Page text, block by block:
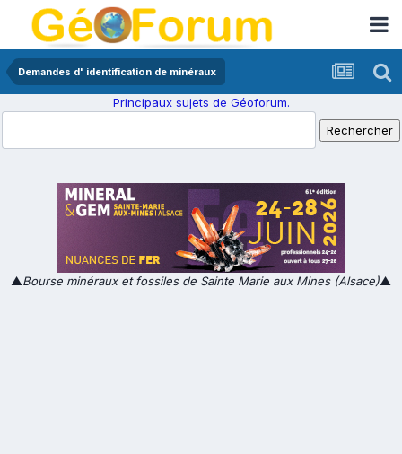
Demandes d' identification de minéraux
Principaux sujets de Géoforum.
▲Bourse minéraux et fossiles de Sainte Marie aux Mines (Alsace)▲